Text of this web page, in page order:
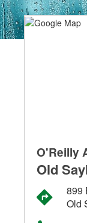
O'Reilly
Old
899
Old